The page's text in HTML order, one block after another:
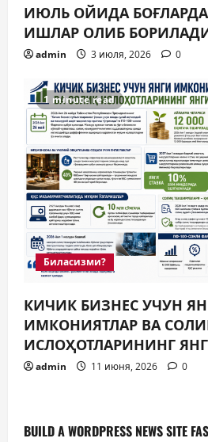
ИЮЛЬ ОЙИДА
ИШЛАР ОЛИБ
admin 3 июля, 2026 0
1 minute read
Биласизми?
КИЧИК БИЗНЕС УЧУН
ИМКОНИЯТЛАР ВА
ИСЛОҲОТЛАРИНИНГ
admin 11 июня, 2026 0
BUILD A WORDPRESS NEWS SITE